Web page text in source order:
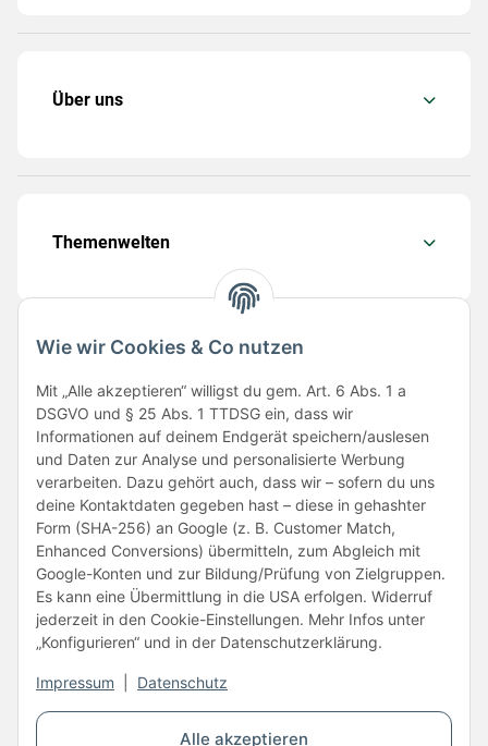
Alle akzeptieren
Wie wir Cookies & Co nutzen
Mit „Alle akzeptieren“ willigst du gem. Art. 6 Abs. 1 a
DSGVO und § 25 Abs. 1 TTDSG ein, dass wir
Informationen auf deinem Endgerät speichern/auslesen
und Daten zur Analyse und personalisierte Werbung
verarbeiten. Dazu gehört auch, dass wir – sofern du uns
deine Kontaktdaten gegeben hast – diese in gehashter
Form (SHA-256) an Google (z. B. Customer Match,
Enhanced Conversions) übermitteln, zum Abgleich mit
Google-Konten und zur Bildung/Prüfung von Zielgruppen.
Es kann eine Übermittlung in die USA erfolgen. Widerruf
jederzeit in den Cookie-Einstellungen. Mehr Infos unter
„Konfigurieren“ und in der Datenschutzerklärung.
Impressum Datenschutz
Über uns
Themenwelten
Folge uns
Unsere Partner
Vertrag widerrufen